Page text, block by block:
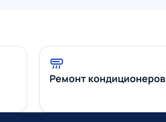
Ремонт кондиционеров